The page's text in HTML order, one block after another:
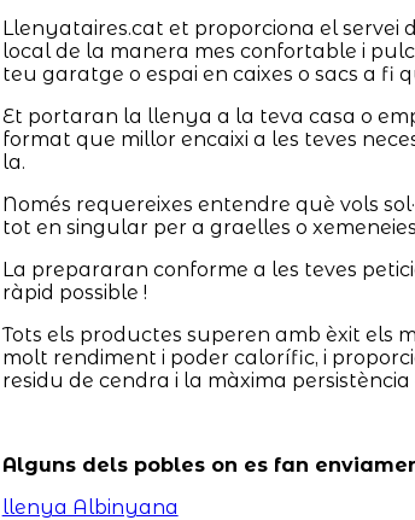
Llenyataires.cat et proporciona el servei
local de la manera mes confortable i
teu garatge o espai en caixes o sacs a fi
Et portaran la llenya a la teva casa o
format que millor encaixi a les teves
la.
Només requereixes entendre què vols
tot en singular per a graelles o
La prepararan conforme a les teves
ràpid possible !
Tots els productes superen amb èxit els
molt rendiment i poder calorífic, i
residu de cendra i la màxima
Alguns dels pobles on es fan
llenya Albinyana